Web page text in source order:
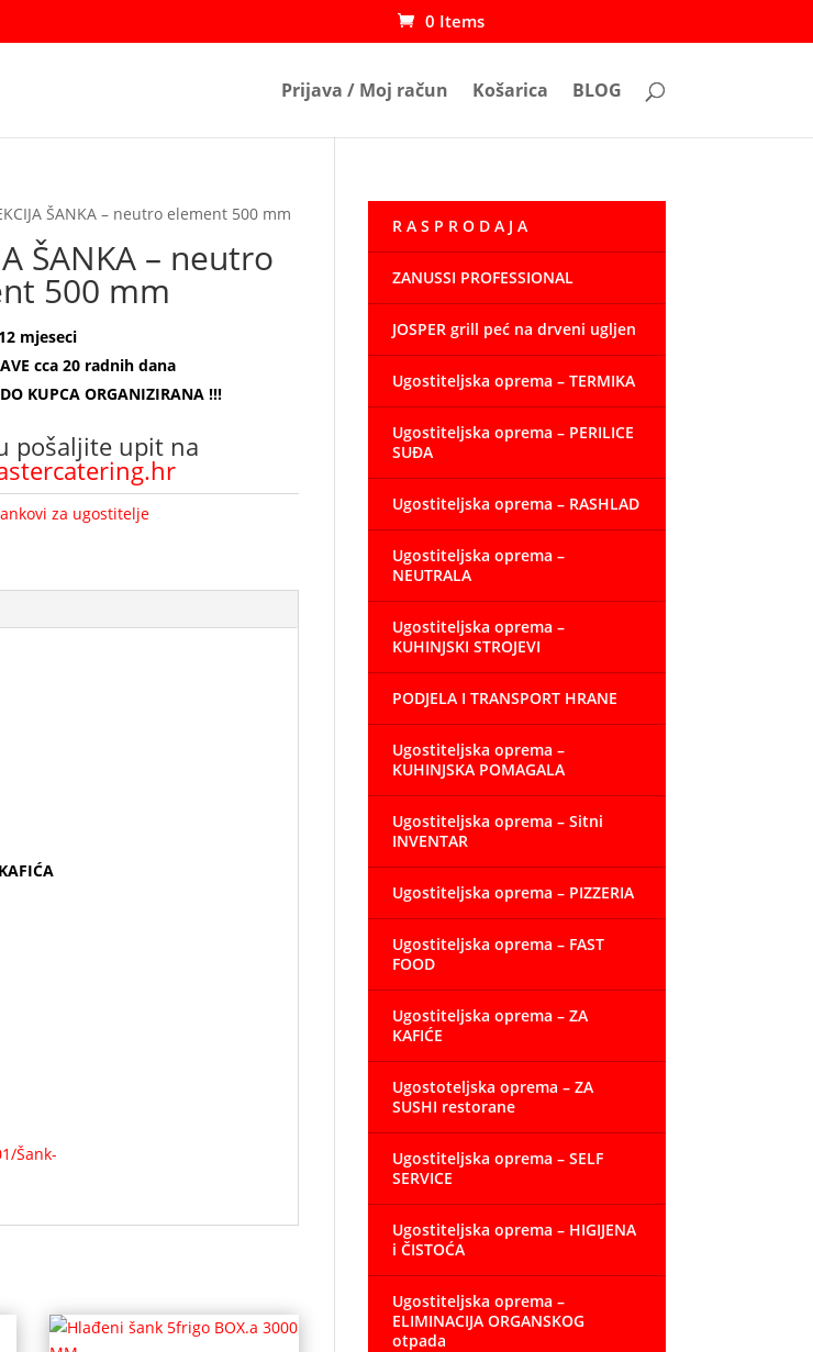
0 Items
Prijava / Moj račun Košarica BLOG
ŠANKA – neutro element 500 mm
ŠANKA – neutro
500 mm
mjeseci
cca 20 radnih dana
KUPCA ORGANIZIRANA !!!
pošaljite upit na
za ugostitelje
R A S P R O D A J A
ZANUSSI PROFESSIONAL
JOSPER grill peć na drveni ugljen
Ugostiteljska oprema – TERMIKA
Ugostiteljska oprema – PERILICE
SUĐA
Ugostiteljska oprema – RASHLAD
Ugostiteljska oprema –
NEUTRALA
Ugostiteljska oprema –
KUHINJSKI STROJEVI
PODJELA I TRANSPORT HRANE
Ugostiteljska oprema –
KUHINJSKA POMAGALA
Ugostiteljska oprema – Sitni
INVENTAR
Ugostiteljska oprema – PIZZERIA
Ugostiteljska oprema – FAST
FOOD
Ugostiteljska oprema – ZA
KAFIĆE
Ugostoteljska oprema – ZA
SUSHI restorane
Ugostiteljska oprema – SELF
SERVICE
Ugostiteljska oprema – HIGIJENA
i ČISTOĆA
Ugostiteljska oprema –
ELIMINACIJA ORGANSKOG
otpada